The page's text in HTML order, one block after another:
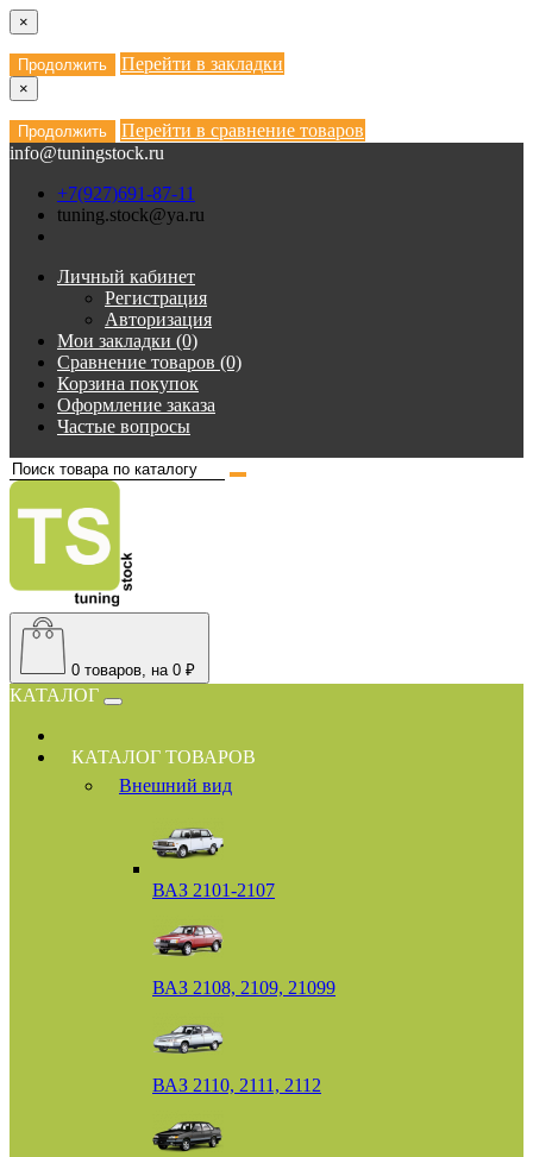
×
Продолжить Перейти в закладки
×
Продолжить
Перейти в сравнение товаров
info@tuningstock.ru
+7(927)691-87-11
tuning.stock@ya.ru
Личный кабинет
Регистрация
Авторизация
Мои закладки (0)
Сравнение товаров (0)
Корзина покупок
Оформление заказа
Частые вопросы
0 товаров, на 0 ₽
КАТАЛОГ
КАТАЛОГ ТОВАРОВ
Внешний вид
ВАЗ 2101-2107
ВАЗ 2108, 2109, 21099
ВАЗ 2110, 2111, 2112